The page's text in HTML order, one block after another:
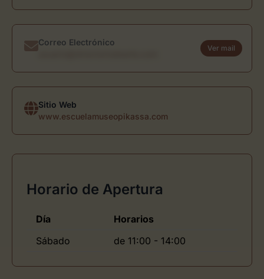
Correo Electrónico
Ver mail
Sitio Web
www.escuelamuseopikassa.com
Horario de Apertura
Día
Horarios
Sábado
de 11:00 - 14:00